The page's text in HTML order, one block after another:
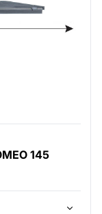
145